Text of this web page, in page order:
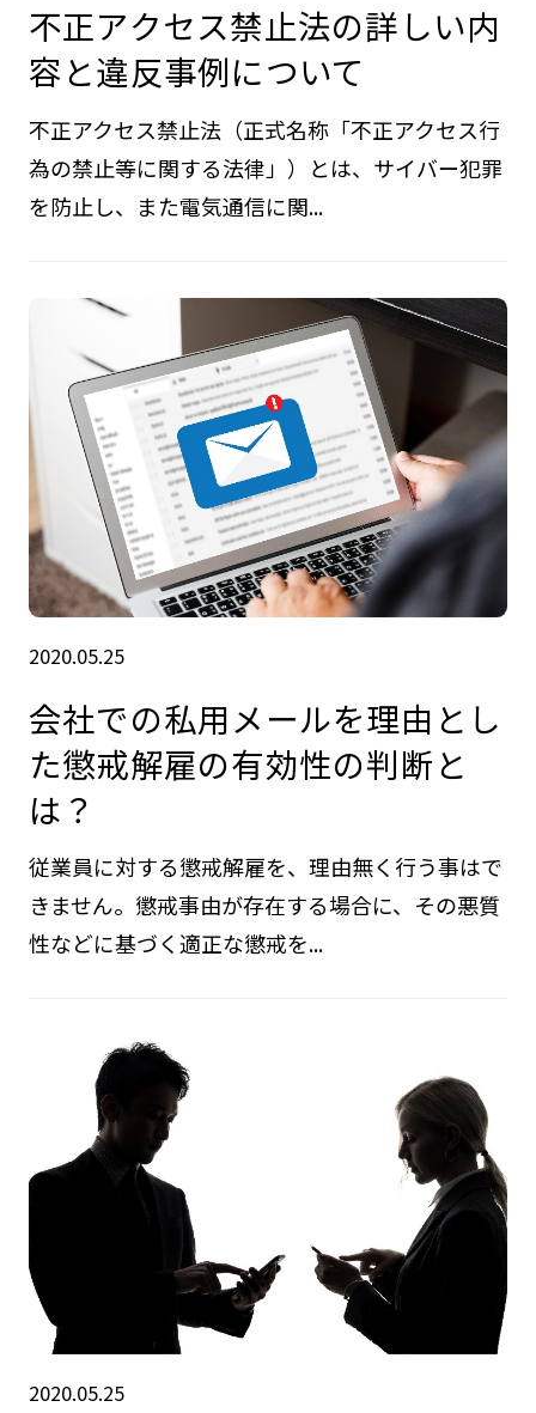
不正アクセス禁止法の詳しい内
容と違反事例について
不正アクセス禁止法（正式名称「不正アクセス行
為の禁止等に関する法律」）とは、サイバー犯罪
を防止し、また電気通信に関...
2020.05.25
会社での私用メールを理由とし
た懲戒解雇の有効性の判断と
は？
従業員に対する懲戒解雇を、理由無く行う事はで
きません。懲戒事由が存在する場合に、その悪質
性などに基づく適正な懲戒を...
2020.05.25